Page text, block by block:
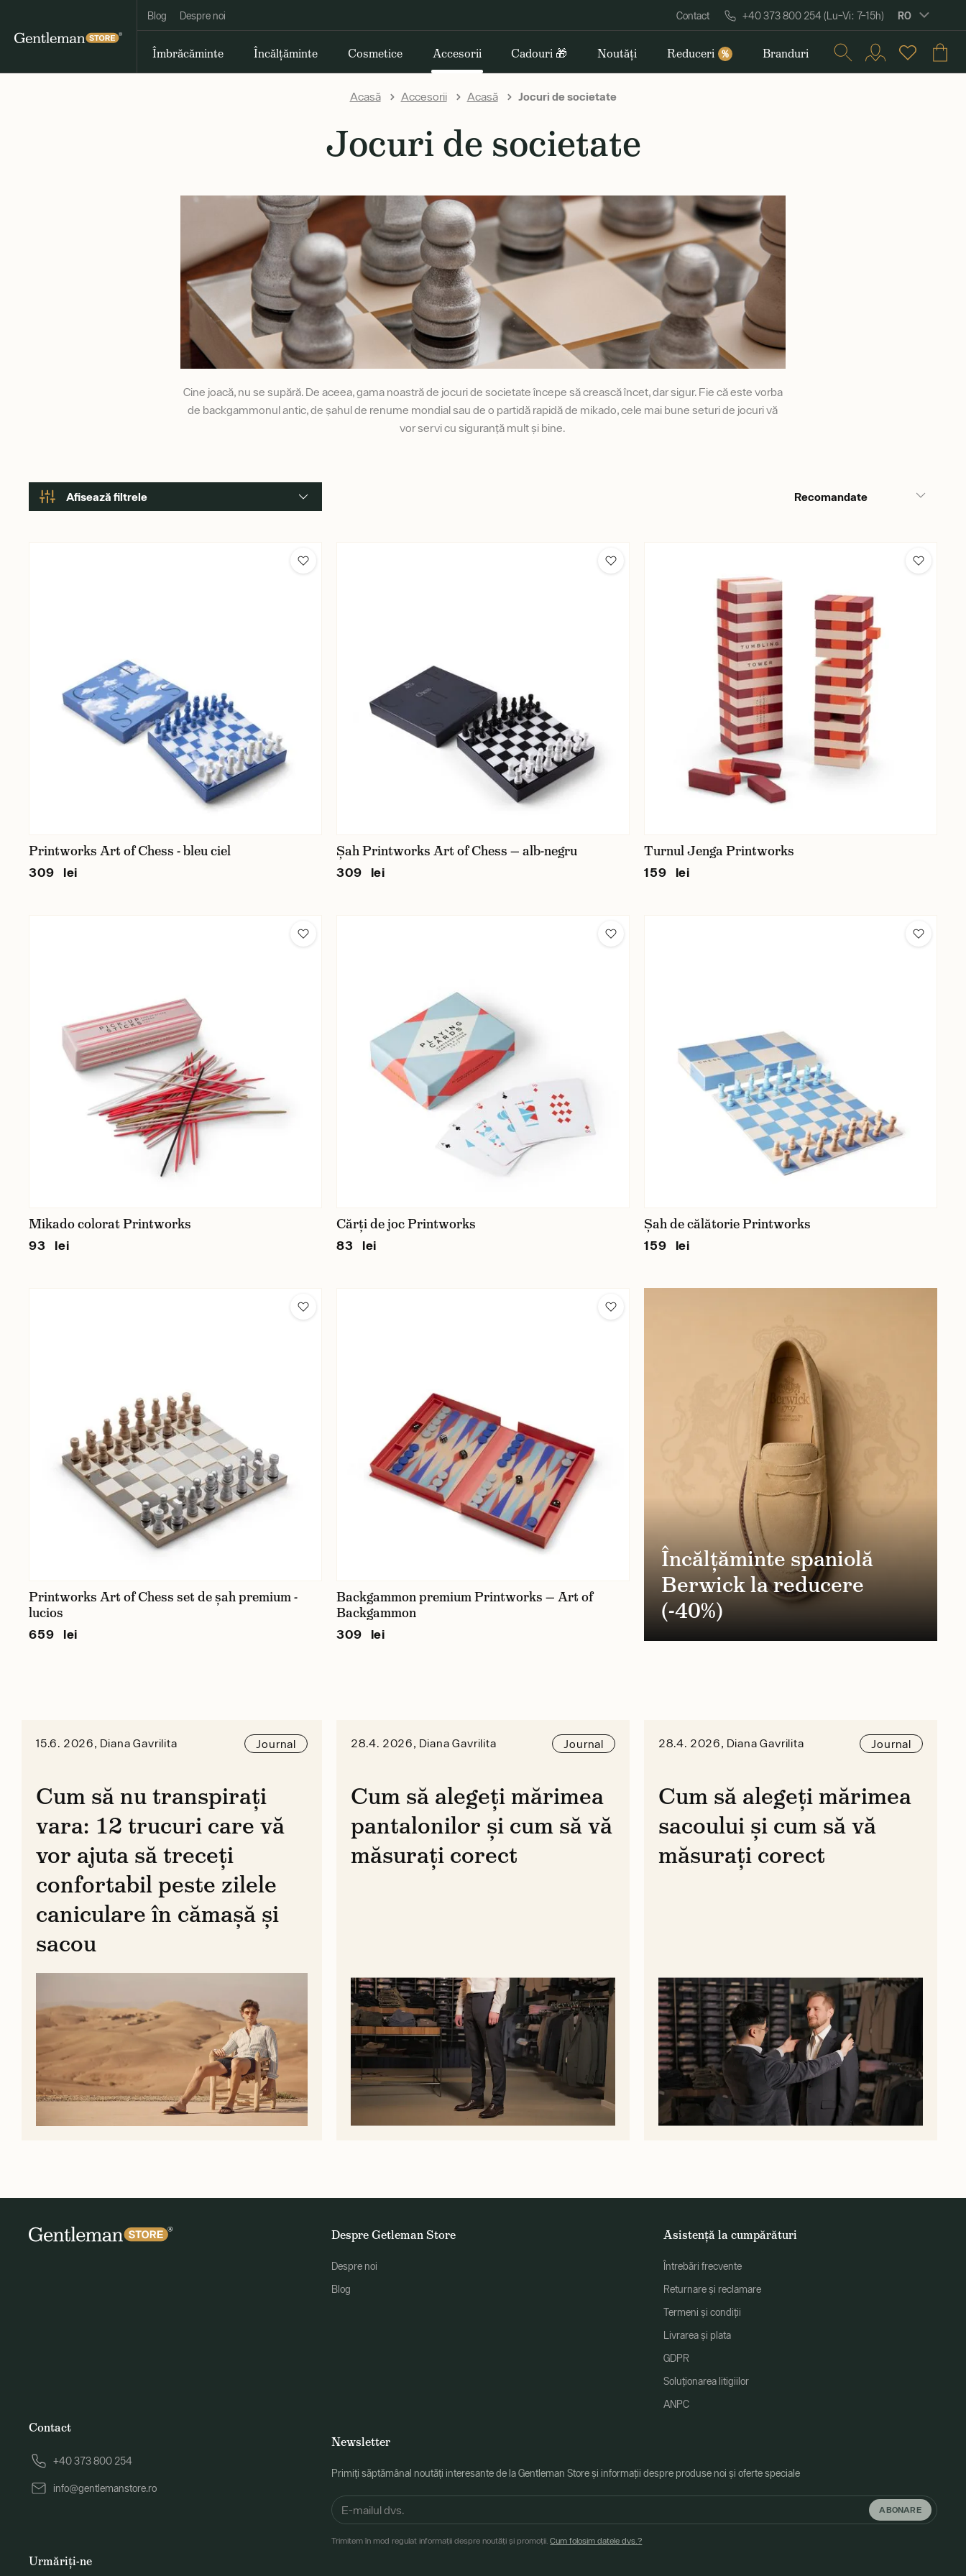
Blog Despre noi Contact +40 373 800 254 (Lu–Vi: 7–15h) RO
Îmbrăcăminte Încălțăminte Cosmetice Accesorii Cadouri 🎁 Noutăți Reduceri % Branduri
Acasă Accesorii Acasă Jocuri de societate
Jocuri de societate
Cine joacă, nu se supără. De aceea, gama noastră de jocuri de societate începe să crească încet, dar sigur. Fie că este vorba
de backgammonul antic, de șahul de renume mondial sau de o partidă rapidă de mikado, cele mai bune seturi de jocuri vă
vor servi cu siguranță mult și bine.
Afisează filtrele Recomandate
Printworks Art of Chess - bleu ciel
309 lei
Șah Printworks Art of Chess — alb-negru
309 lei
Turnul Jenga Printworks
159 lei
Mikado colorat Printworks
93 lei
Cărți de joc Printworks
83 lei
Șah de călătorie Printworks
159 lei
Printworks Art of Chess set de șah premium -
lucios
659 lei
Backgammon premium Printworks — Art of
Backgammon
309 lei
Încălțăminte spaniolă
Berwick la reducere
(-40%)
15.6. 2026, Diana Gavrilita Journal
Cum să nu transpirați
vara: 12 trucuri care vă
vor ajuta să treceți
confortabil peste zilele
caniculare în cămașă și
sacou
28.4. 2026, Diana Gavrilita Journal
Cum să alegeți mărimea
pantalonilor și cum să vă
măsurați corect
28.4. 2026, Diana Gavrilita Journal
Cum să alegeți mărimea
sacoului și cum să vă
măsurați corect
Despre Getleman Store
Despre noi
Blog
Asistență la cumpărături
Întrebări frecvente
Returnare și reclamare
Termeni și condiții
Livrarea și plata
GDPR
Soluționarea litigiilor
ANPC
Newsletter
Primiți săptămânal noutăți interesante de la Gentleman Store și informații despre produse noi și oferte speciale
ABONARE
Trimitem în mod regulat informații despre noutăți și promoții.Cum folosim datele dvs.?
Contact
+40 373 800 254
info@gentlemanstore.ro
Urmăriți-ne